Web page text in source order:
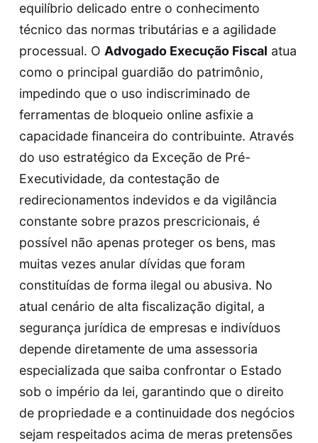
equilíbrio delicado entre o conhecimento
técnico das normas tributárias e a agilidade
processual. O Advogado Execução Fiscal atua
como o principal guardião do patrimônio,
impedindo que o uso indiscriminado de
ferramentas de bloqueio online asfixie a
capacidade financeira do contribuinte. Através
do uso estratégico da Exceção de Pré-
Executividade, da contestação de
redirecionamentos indevidos e da vigilância
constante sobre prazos prescricionais, é
possível não apenas proteger os bens, mas
muitas vezes anular dívidas que foram
constituídas de forma ilegal ou abusiva. No
atual cenário de alta fiscalização digital, a
segurança jurídica de empresas e indivíduos
depende diretamente de uma assessoria
especializada que saiba confrontar o Estado
sob o império da lei, garantindo que o direito
de propriedade e a continuidade dos negócios
sejam respeitados acima de meras pretensões